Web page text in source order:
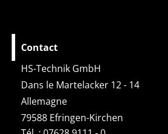
Contact
HS-Technik GmbH
Dans le Martelacker 12 - 14
Allemagne
79588 Efringen-Kirchen